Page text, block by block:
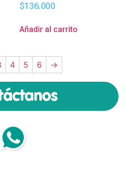
$136.000
Añadir al carrito
4 5 6 →